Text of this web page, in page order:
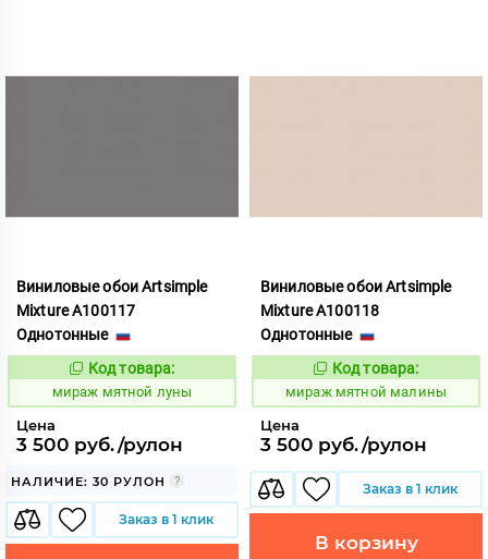
Виниловые обои Artsimple
Mixture A100117
Однотонные
992170
Код товара:
мираж мятной луны
Цена
3 500 руб./рулон
НАЛИЧИЕ: 30 РУЛОН
Заказ в 1 клик
Виниловые обои Artsimple
Mixture A100118
Однотонные
992171
Код товара:
мираж мятной малины
Цена
3 500 руб./рулон
Заказ в 1 клик
В корзину